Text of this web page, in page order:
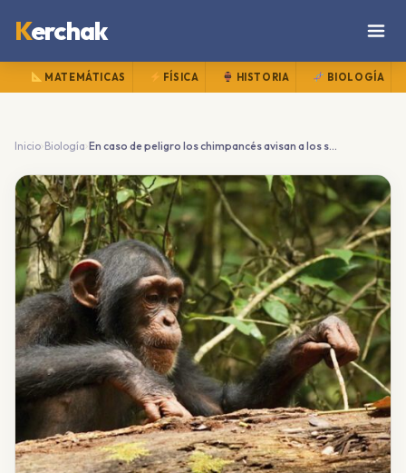
Kerchak
MATEMÁTICAS FÍSICA HISTORIA BIOLOGÍA
Inicio›Biología › En caso de peligro los chimpancés avisan a los suyos